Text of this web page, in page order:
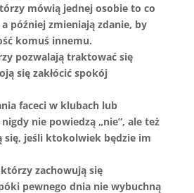
mówią jednej osobie to co
a później zmieniają zdanie, by
komuś innemu.
pozwalają traktować się
się zakłócić spokój
faceci w klubach lub
nie powiedzą „nie”, ale też
się, jeśli ktokolwiek będzie im
którzy zachowują się
pewnego dnia nie wybuchną